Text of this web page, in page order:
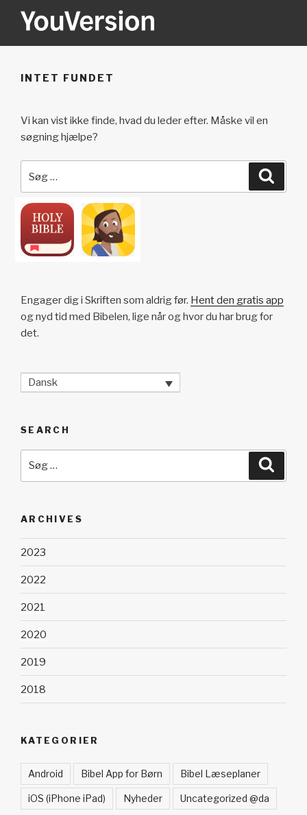
YOUVERSION
INTET FUNDET
Vi kan vist ikke finde, hvad du leder efter. Måske vil en
søgning hjælpe?
efter:
Engager dig i Skriften som aldrig før. Hent den gratis app
og nyd tid med Bibelen, lige når og hvor du har brug for
det.
Dansk
SEARCH
efter:
ARCHIVES
2023
2022
2021
2020
2019
2018
KATEGORIER
Android Bibel App for Børn Bibel Læseplaner
iOS (iPhone iPad) Nyheder Uncategorized @da